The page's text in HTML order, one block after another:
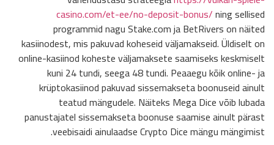
casino.com/et-ee/no-deposit-bonus/ning sellised
programmid nagu Stake.com ja BetRivers on näited
kasiinodest, mis pakuvad koheseid väljamakseid. Üldiselt on
online-kasiinod koheste väljamaksete saamiseks keskmiselt
kuni 24 tundi, seega 48 tundi. Peaaegu kõik online- ja
krüptokasiinod pakuvad sissemakseta boonuseid ainult
teatud mängudele. Näiteks Mega Dice võib lubada
panustajatel sissemakseta boonuse saamise ainult pärast
veebisaidi ainulaadse Crypto Dice mängu mängimist.